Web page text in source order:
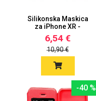
Silikonska Maskica
za iPhone XR -
Šareni motiv...
6,54 €
10,90 €
-40 %
Monogrami